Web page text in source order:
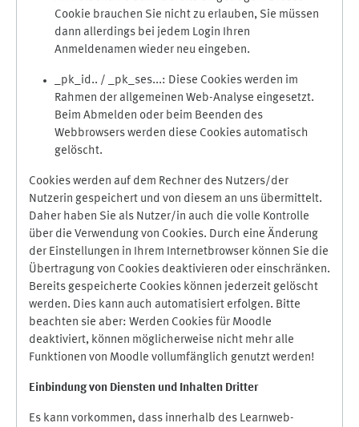
Cookie brauchen Sie nicht zu erlauben, Sie müssen
dann allerdings bei jedem Login Ihren
Anmeldenamen wieder neu eingeben.
_pk_id.. / _pk_ses...: Diese Cookies werden im
Rahmen der allgemeinen Web-Analyse eingesetzt.
Beim Abmelden oder beim Beenden des
Webbrowsers werden diese Cookies automatisch
gelöscht.
Cookies werden auf dem Rechner des Nutzers/der
Nutzerin gespeichert und von diesem an uns übermittelt.
Daher haben Sie als Nutzer/in auch die volle Kontrolle
über die Verwendung von Cookies. Durch eine Änderung
der Einstellungen in Ihrem Internetbrowser können Sie die
Übertragung von Cookies deaktivieren oder einschränken.
Bereits gespeicherte Cookies können jederzeit gelöscht
werden. Dies kann auch automatisiert erfolgen. Bitte
beachten sie aber: Werden Cookies für Moodle
deaktiviert, können möglicherweise nicht mehr alle
Funktionen von Moodle vollumfänglich genutzt werden!
Einbindung von Diensten und Inhalten Dritter
Es kann vorkommen, dass innerhalb des Learnweb-